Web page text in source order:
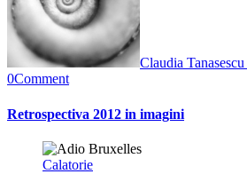
Claudia Tanasescu
0Comment
Retrospectiva 2012 in imagini
Calatorie